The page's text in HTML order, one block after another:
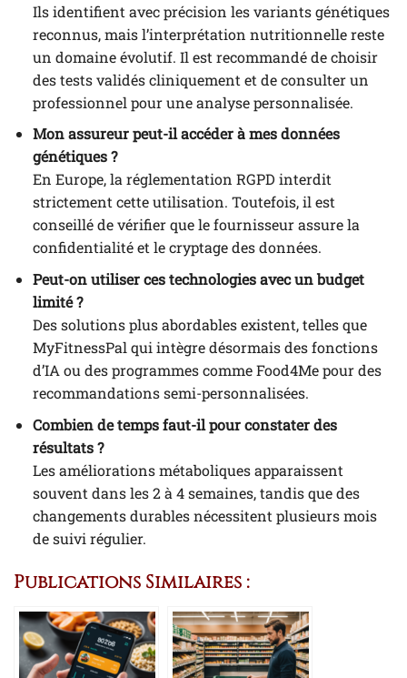
Ils identifient avec précision les variants génétiques
reconnus, mais l’interprétation nutritionnelle reste
un domaine évolutif. Il est recommandé de choisir
des tests validés cliniquement et de consulter un
professionnel pour une analyse personnalisée.
Mon assureur peut-il accéder à mes données
génétiques ?
En Europe, la réglementation RGPD interdit
strictement cette utilisation. Toutefois, il est
conseillé de vérifier que le fournisseur assure la
confidentialité et le cryptage des données.
Peut-on utiliser ces technologies avec un budget
limité ?
Des solutions plus abordables existent, telles que
MyFitnessPal qui intègre désormais des fonctions
d’IA ou des programmes comme Food4Me pour des
recommandations semi-personnalisées.
Combien de temps faut-il pour constater des
résultats ?
Les améliorations métaboliques apparaissent
souvent dans les 2 à 4 semaines, tandis que des
changements durables nécessitent plusieurs mois
de suivi régulier.
Publications Similaires :